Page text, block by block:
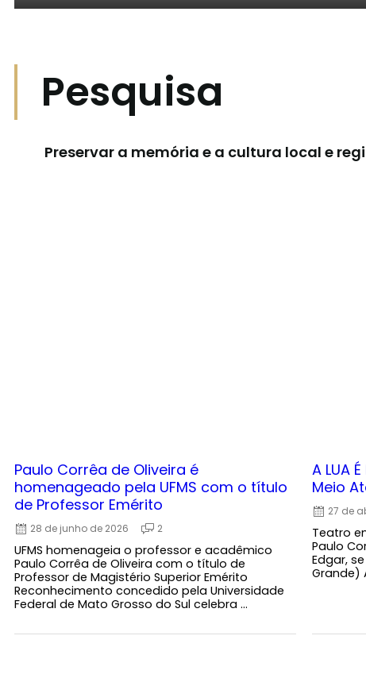
Pesquisa
Preservar a memória e a cultura local e
Paulo Corrêa de Oliveira é
homenageado pela UFMS com o título
de Professor Emérito
28 de junho de 2026 2
UFMS homenageia o professor e acadêmico
Paulo Corrêa de Oliveira com o título de
Professor de Magistério Superior Emérito
Reconhecimento concedido pela Universidade
Federal de Mato Grosso do Sul celebra ...
A LUA
Meio
27 de
Teatro
Paulo
Edgar,
Grande)